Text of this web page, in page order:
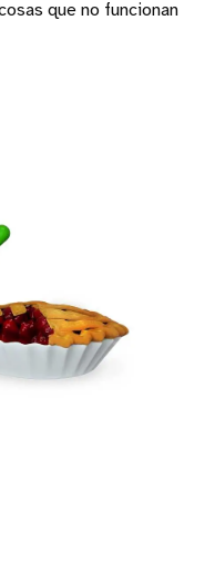
que no funcionan